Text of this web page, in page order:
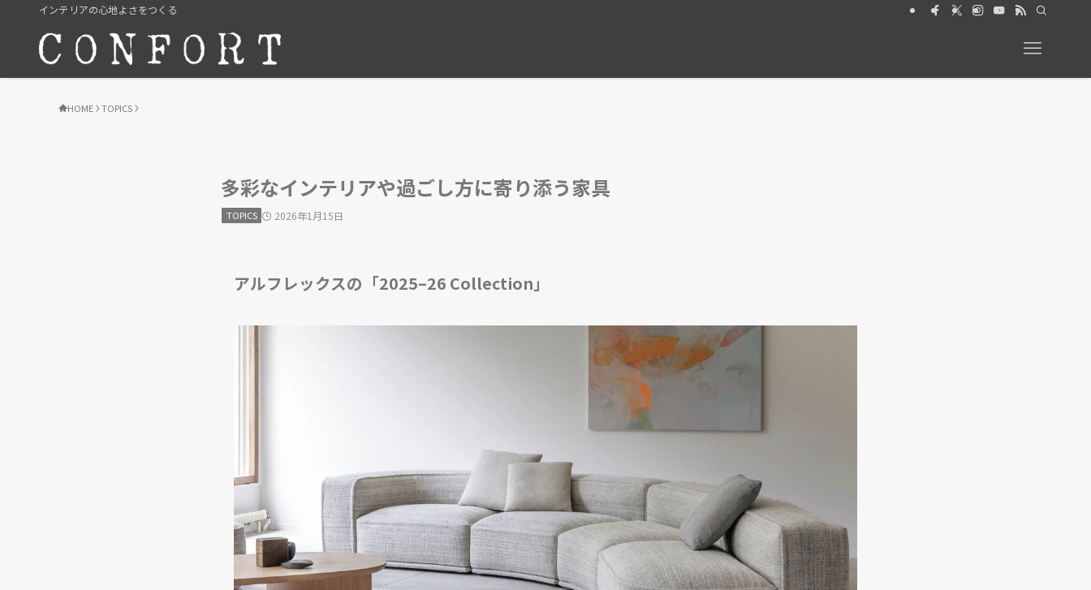
インテリアの心地よさをつくる コンフォルト2026年6月号【特集】動物と暮らす 絶賛発売中
HOME TOPICS
多彩なインテリアや過ごし方に寄り添う家具
TOPICS 2026年1月15日
アルフレックスの「2025–26 Collection」